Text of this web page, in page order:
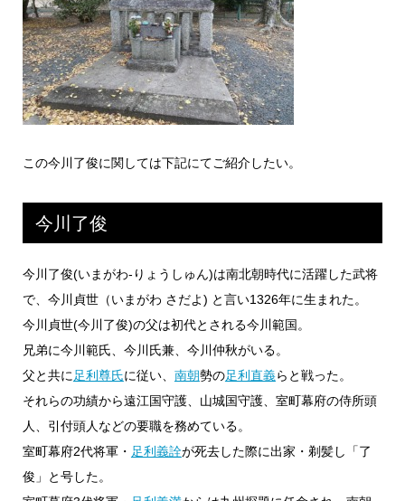
この今川了俊に関しては下記にてご紹介したい。
今川了俊
今川了俊(いまがわ-りょうしゅん)は南北朝時代に活躍した武将
で、今川貞世（いまがわ さだよ) と言い1326年に生まれた。
今川貞世(今川了俊)の父は初代とされる今川範国。
兄弟に今川範氏、今川氏兼、今川仲秋がいる。
父と共に 足利尊氏に従い、 南朝勢の足利直義らと戦った。
それらの功績から遠江国守護、山城国守護、室町幕府の侍所頭
人、引付頭人などの要職を務めている。
室町幕府2代将軍・ 足利義詮が死去した際に出家・剃髪し「了
俊」と号した。